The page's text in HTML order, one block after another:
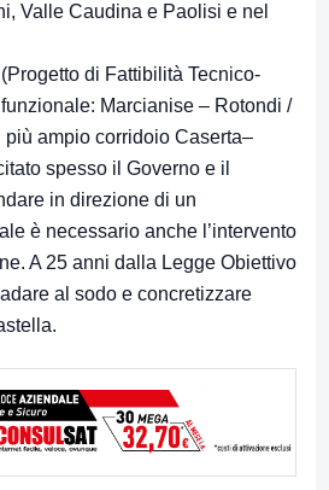
Valle Caudina e Paolisi e nel
di Fattibilità Tecnico-
Marcianise – Rotondi /
più ampio corridoio Caserta–
spesso il Governo e il
in direzione di un
è necessario anche l’intervento
A 25 anni dalla Legge Obiettivo
al sodo e concretizzare